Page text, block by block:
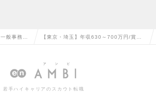
一般事務・ 【東京・埼玉】年収630～700万円/賞与
の求人情報
若手ハイキャリアのスカウト転職